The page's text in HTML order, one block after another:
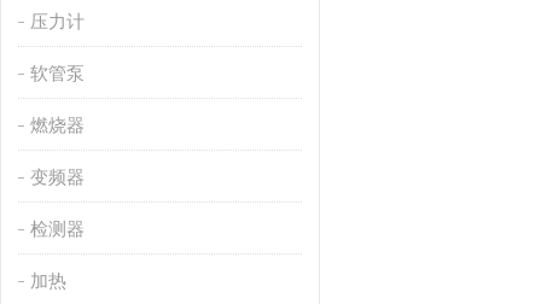
压力计
软管泵
燃烧器
变频器
检测器
加热